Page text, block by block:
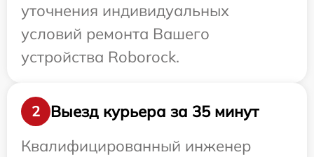
уточнения индивидуальных
условий ремонта Вашего
устройства Roborock.
2
Выезд курьера за 35 минут
Квалифицированный инженер